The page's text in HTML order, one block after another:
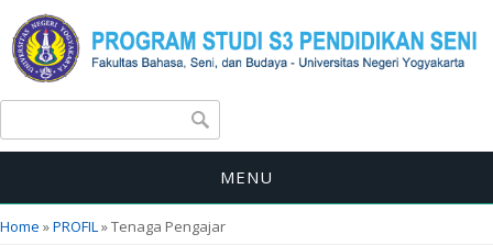
Search form
MENU
You are here
Home »PROFIL» Tenaga Pengajar